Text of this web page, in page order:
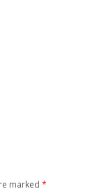
marked *